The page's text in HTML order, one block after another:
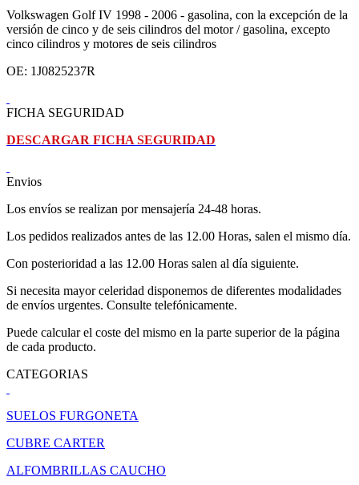
Volkswagen Golf IV 1998 - 2006 - gasolina, con la excepción de la
versión de cinco y de seis cilindros del motor / gasolina, excepto
cinco cilindros y motores de seis cilindros
OE: 1J0825237R
FICHA SEGURIDAD
DESCARGAR FICHA SEGURIDAD
Envios
Los envíos se realizan por mensajería 24-48 horas.
Los pedidos realizados antes de las 12.00 Horas, salen el mismo día.
Con posterioridad a las 12.00 Horas salen al día siguiente.
Si necesita mayor celeridad disponemos de diferentes modalidades
de envíos urgentes. Consulte telefónicamente.
Puede calcular el coste del mismo en la parte superior de la página
de cada producto.
CATEGORIAS
SUELOS FURGONETA
CUBRE CARTER
ALFOMBRILLAS CAUCHO